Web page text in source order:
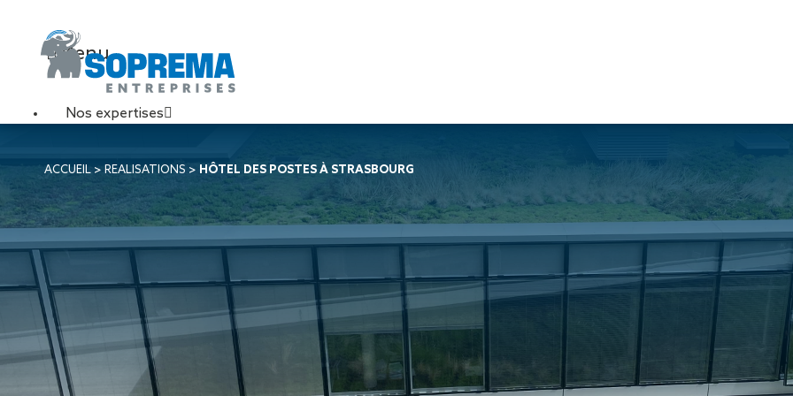
Menu
Nos expertises
Travaux de toiture
Couverture sèche
Désenfumage
Éclairage naturel
Étanchéité liquide
Étanchéité sur support
acier
Étanchéité sur support
béton
Étanchéité sur support
bois
Travaux de
Bardage
double peau
Bardage
Bardage
Étanchéité
des parois
enterrées
Travaux de
métallerie-serrurerie
bois lamellé-
collé
Charpente
Charpente
Soprassistance
Contrat
toiture et
réparation
terrasse
ACCUEIL > REALISATIONS > HÔTEL DES POSTES À STRASBOURG